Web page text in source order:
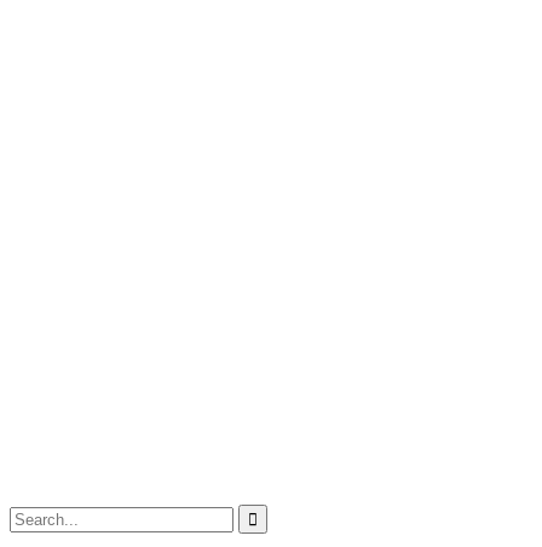
Search
for: